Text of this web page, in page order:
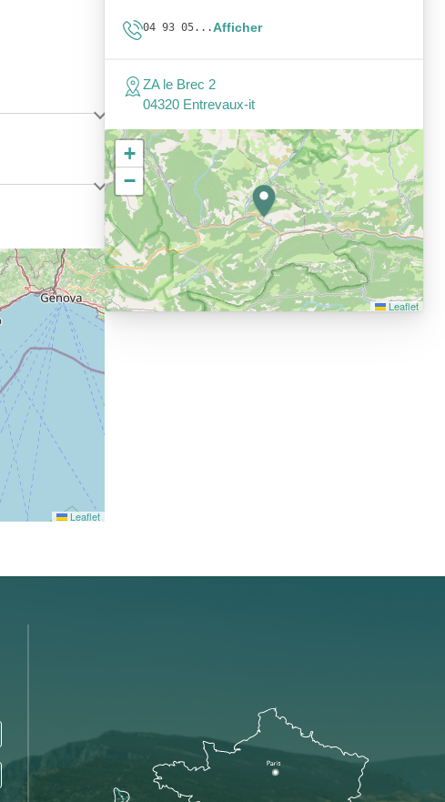
Leaflet
04 93 05...Afficher
ZA le Brec 2
04320 Entrevaux-it
+
−
Leaflet